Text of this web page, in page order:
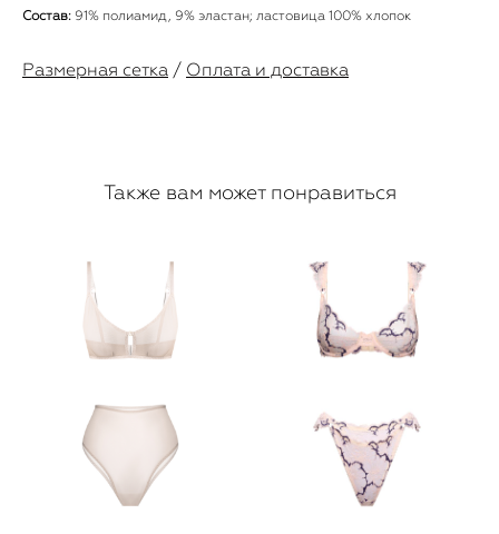
Состав: 91% полиамид, 9% эластан; ластовица 100% хлопок
Размерная сетка / Оплата и доставка
Также вам может понравиться